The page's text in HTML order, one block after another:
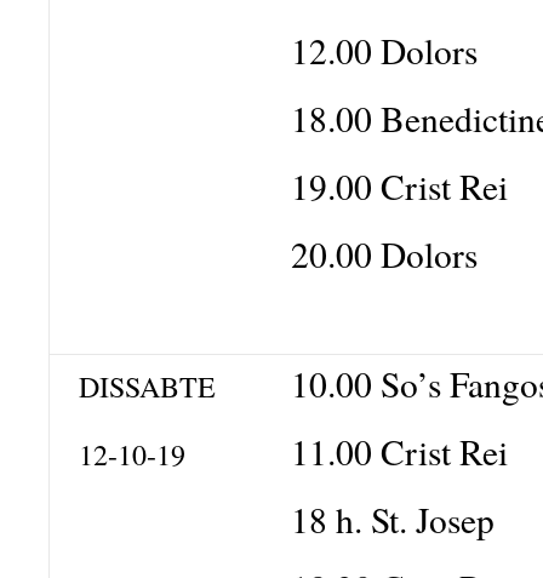
12.00 Dolors
18.00
19.00 Crist Rei
20.00 Dolors
DISSABTE
12-10-19
10.00 So’s
11.00 Crist Rei
18 h. St. Josep